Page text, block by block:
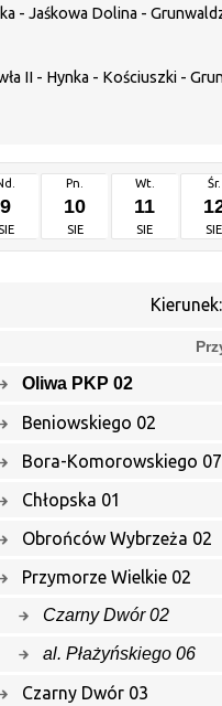
Jaśkowa Dolina -
II - Hynka - Kościuszki -
9
SIE
Pn.
10
SIE
Wt.
11
SIE
Śr.
SIE
Oliwa PKP 02
Beniowskiego 02
Bora-Komorowskiego 07
Chłopska 01
Obrońców Wybrzeża 02
Przymorze Wielkie 02
Czarny Dwór 02
al. Płażyńskiego 06
Czarny Dwór 03